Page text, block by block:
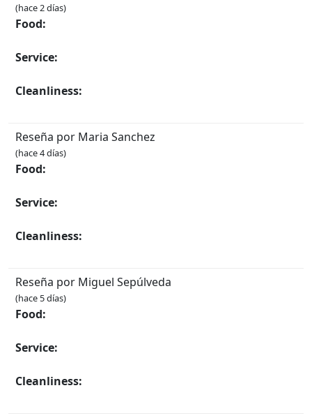
(hace 2 días)
Food:
Service:
Cleanliness:
Reseña por Maria Sanchez
(hace 4 días)
Food:
Service:
Cleanliness:
Reseña por Miguel Sepúlveda
(hace 5 días)
Food:
Service:
Cleanliness: